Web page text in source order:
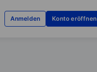
Anmelden Konto eröffnen